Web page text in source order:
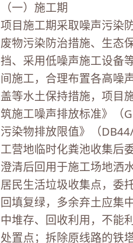
（一）施工期
项目施工期采取噪声污染
废物污染防治措施、生态
挡、采用低噪声施工设备
间施工，合理布置各高噪
盖等水土保持措施，项目
筑施工噪声排放标准》（
污染物排放限值》（
工营地临时化粪池收集后
澄清后回用于施工场地洒
居民生活垃圾收集点，委
回填复绿，多余弃土应集
中堆存、回收利用，不能
处置点；拆除原线路的铁